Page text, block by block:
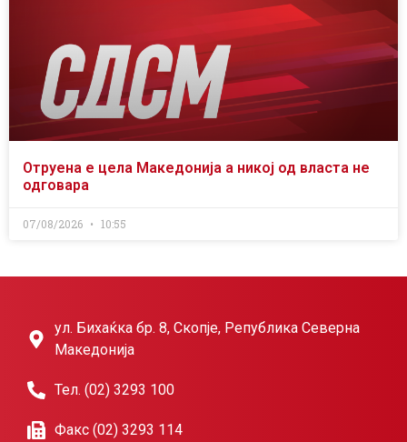
Отруена е цела Македонија а никој од власта не
одговара
07/08/2026 10:55
ул. Бихаќка бр. 8, Скопје, Република Северна
Македонија
Тел. (02) 3293 100
Факс (02) 3293 114